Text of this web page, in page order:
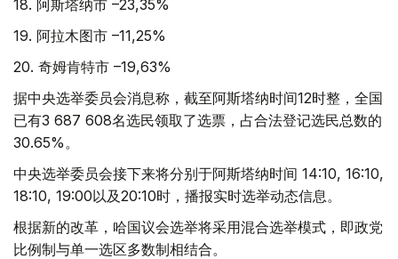
18. 阿斯塔纳市 –23,35%
19. 阿拉木图市 –11,25%
20. 奇姆肯特市 –19,63%
据中央选举委员会消息称，截至阿斯塔纳时间12时整，全国
已有3 687 608名选民领取了选票，占合法登记选民总数的
30.65%。
中央选举委员会接下来将分别于阿斯塔纳时间 14:10, 16:10,
18:10, 19:00以及20:10时，播报实时选举动态信息。
根据新的改革，哈国议会选举将采用混合选举模式，即政党
比例制与单一选区多数制相结合。